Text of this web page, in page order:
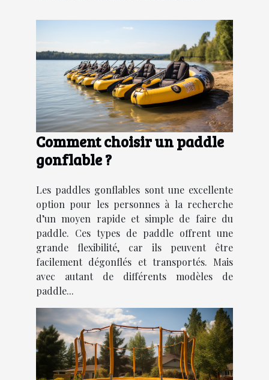
Comment choisir un paddle
gonflable ?
Les paddles gonflables sont une excellente
option pour les personnes à la recherche
d’un moyen rapide et simple de faire du
paddle. Ces types de paddle offrent une
grande flexibilité, car ils peuvent être
facilement dégonflés et transportés. Mais
avec autant de différents modèles de
paddle...